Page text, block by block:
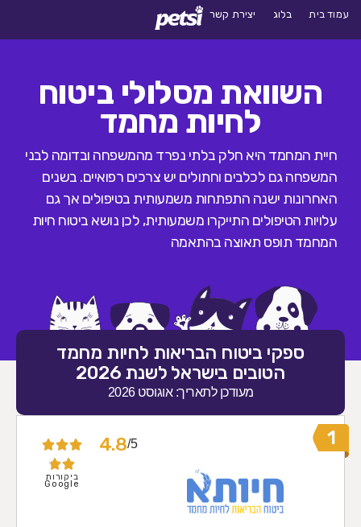
עמוד בית בלוג יצירת קשר
השוואת מסלולי ביטוח
לחיות מחמד
חיית המחמד היא חלק בלתי נפרד מהמשפחה ובדומה לבני
המשפחה גם לכלבים וחתולים יש צרכים רפואיים. בשנים
האחרונות ישנה התפתחות משמעותית בטיפולים אך גם
עלויות הטיפולים התייקרו משמעותית, לכן נושא ביטוח חיות
המחמד תופס תאוצה בהתאמה
ספקי ביטוח הבריאות לחיות מחמד
הטובים בישראל לשנת 2026
מעודכן לתאריך: אוגוסט 2026
5/
4.8





ביקורות
Google